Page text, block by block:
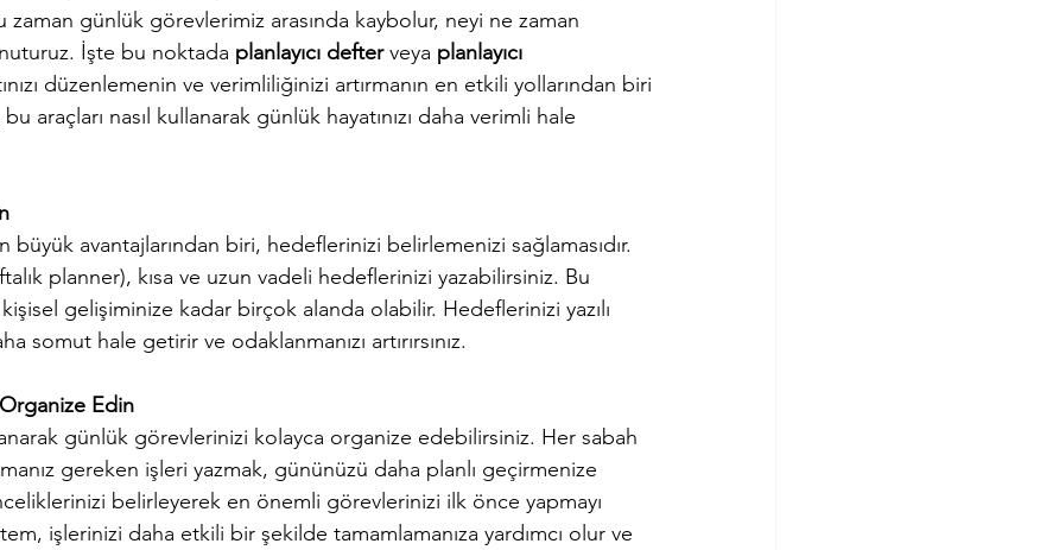
günlük görevlerimiz arasında kaybolur, neyi ne zaman
İşte bu noktada planlayıcı defter veya planlayıcı
düzenlemenin ve verimliliğinizi artırmanın en etkili yollarından biri
araçları nasıl kullanarak günlük hayatınızı daha verimli hale
büyük avantajlarından biri, hedeflerinizi belirlemenizi sağlamasıdır.
planner), kısa ve uzun vadeli hedeflerinizi yazabilirsiniz. Bu
gelişiminize kadar birçok alanda olabilir. Hedeflerinizi yazılı
somut hale getirir ve odaklanmanızı artırırsınız.
Edin
günlük görevlerinizi kolayca organize edebilirsiniz. Her sabah
gereken işleri yazmak, gününüzü daha planlı geçirmenize
belirleyerek en önemli görevlerinizi ilk önce yapmayı
işlerinizi daha etkili bir şekilde tamamlamanıza yardımcı olur ve